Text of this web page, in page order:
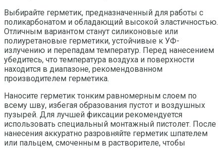
Выбирайте герметик, предназначенный для работы с
поликарбонатом и обладающий высокой эластичностью.
Отличным вариантом станут силиконовые или
полиуретановые герметики, устойчивые к УФ-
излучению и перепадам температур. Перед нанесением
убедитесь, что температура воздуха и поверхности
находится в диапазоне, рекомендованном
производителем герметика.
Наносите герметик тонким равномерным слоем по
всему шву, избегая образования пустот и воздушных
пузырей. Для лучшей фиксации рекомендуется
использовать специальный монтажный пистолет. После
нанесения аккуратно разровняйте герметик шпателем
или пальцем, смоченным в растворителе, чтобы